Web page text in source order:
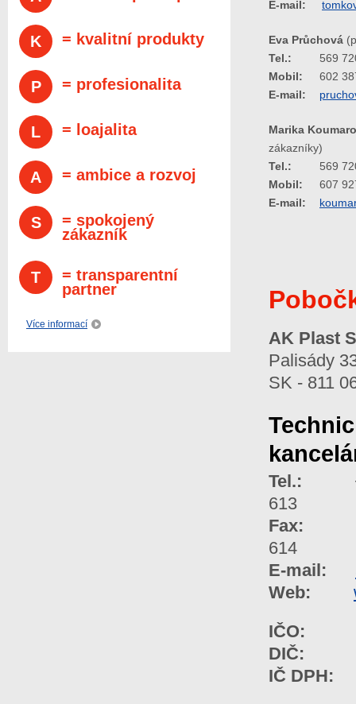
E-mail:
Eva Průchová
Tel.:
569
Mobil:
602
E-mail:
Marika
zákazníky)
Tel.:
569
Mobil:
607
E-mail:
AK Plast
Palisády
SK - 811
Tel.:
613
Fax:
614
E-mail:
Web:
IČO:
DIČ:
IČ DPH:
K = kvalitní produkty
P = profesionalita
L = loajalita
A = ambice a rozvoj
S
= spokojený
zákazník
T
= transparentní
partner
Více informací